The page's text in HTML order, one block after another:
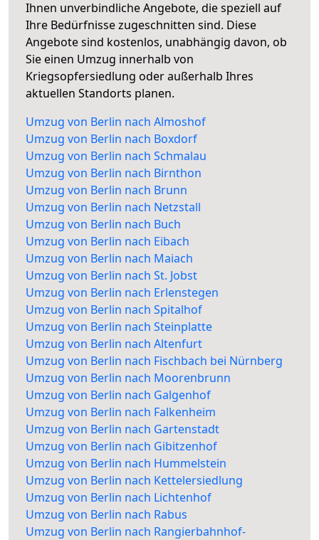
Ihnen unverbindliche Angebote, die speziell auf
Ihre Bedürfnisse zugeschnitten sind. Diese
Angebote sind kostenlos, unabhängig davon, ob
Sie einen Umzug innerhalb von
Kriegsopfersiedlung oder außerhalb Ihres
aktuellen Standorts planen.
Umzug von Berlin nach Almoshof
Umzug von Berlin nach Boxdorf
Umzug von Berlin nach Schmalau
Umzug von Berlin nach Birnthon
Umzug von Berlin nach Brunn
Umzug von Berlin nach Netzstall
Umzug von Berlin nach Buch
Umzug von Berlin nach Eibach
Umzug von Berlin nach Maiach
Umzug von Berlin nach St. Jobst
Umzug von Berlin nach Erlenstegen
Umzug von Berlin nach Spitalhof
Umzug von Berlin nach Steinplatte
Umzug von Berlin nach Altenfurt
Umzug von Berlin nach Fischbach bei Nürnberg
Umzug von Berlin nach Moorenbrunn
Umzug von Berlin nach Galgenhof
Umzug von Berlin nach Falkenheim
Umzug von Berlin nach Gartenstadt
Umzug von Berlin nach Gibitzenhof
Umzug von Berlin nach Hummelstein
Umzug von Berlin nach Kettelersiedlung
Umzug von Berlin nach Lichtenhof
Umzug von Berlin nach Rabus
Umzug von Berlin nach Rangierbahnhof-